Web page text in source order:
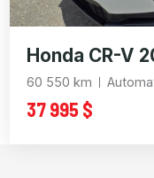
Honda CR-V
60 550 km
37 995 $